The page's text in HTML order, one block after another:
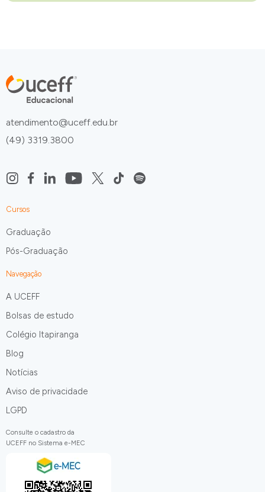
atendimento@uceff.edu.br
(49) 3319.3800
Cursos
Graduação
Pós-Graduação
Navegação
A UCEFF
Bolsas de estudo
Colégio Itapiranga
Blog
Notícias
Aviso de privacidade
LGPD
Consulte o cadastro da
UCEFF no Sistema e-MEC